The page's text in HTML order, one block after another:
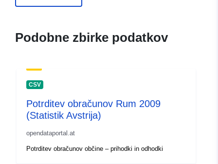
Podobne zbirke podatkov
CSV
Potrditev obračunov Rum 2009
(Statistik Avstrija)
opendataportal.at
Potrditev obračunov občine – prihodki in odhodki